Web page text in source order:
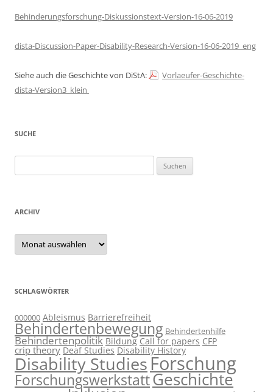
Behinderungsforschung-Diskussionstext-Version-16-06-2019
dista-Discussion-Paper-Disability-Research-Version-16-06-2019_eng
Siehe auch die Geschichte von DiStA:
Vorlaeufer-Geschichte-
dista-Version3_klein
SUCHE
nach:
ARCHIV
Archiv
SCHLAGWÖRTER
000000 Ableismus Barrierefreiheit
Behindertenbewegung Behindertenhilfe
Behindertenpolitik Bildung Call for papers CFP
crip theory Deaf Studies Disability History
Disability StudiesForschung
ForschungswerkstattGeschichte